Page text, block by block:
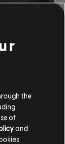
A-Z
the
of
and